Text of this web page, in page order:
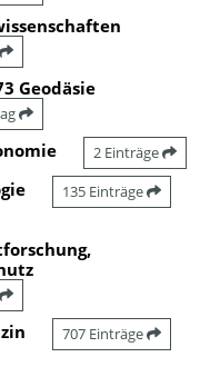
Geodäsie
2 Einträge
135 Einträge
707 Einträge